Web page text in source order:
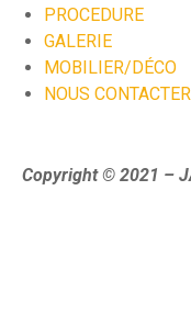
PROCEDURE
GALERIE
MOBILIER/DÉCO
NOUS CONTACTER
Copyright © 2021 –